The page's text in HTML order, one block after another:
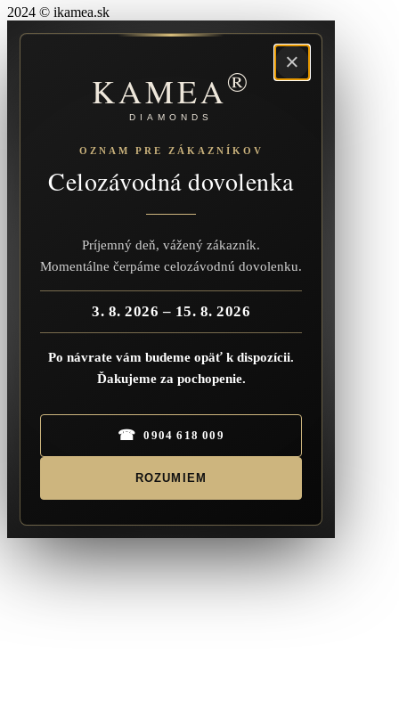
2024 © ikamea.sk
×
KAMEA®
DIAMONDS
OZNAM PRE ZÁKAZNÍKOV
Celozávodná dovolenka
Príjemný deň, vážený zákazník.
Momentálne čerpáme celozávodnú dovolenku.
3. 8. 2026 – 15. 8. 2026
Po návrate vám budeme opäť k dispozícii.
Ďakujeme za pochopenie.
☎ 0904 618 009
ROZUMIEM